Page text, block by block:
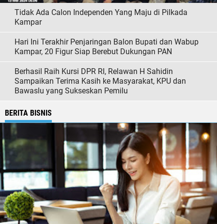
Tidak Ada Calon Independen Yang Maju di Pilkada
Kampar
Hari Ini Terakhir Penjaringan Balon Bupati dan Wabup
Kampar, 20 Figur Siap Berebut Dukungan PAN
Berhasil Raih Kursi DPR RI, Relawan H Sahidin
Sampaikan Terima Kasih ke Masyarakat, KPU dan
Bawaslu yang Sukseskan Pemilu
BERITA BISNIS